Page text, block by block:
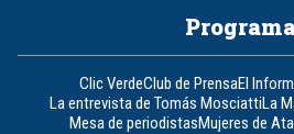
Clic VerdeClub de PrensaEl
La entrevista de Tomás MosciattiLa
Mesa de periodistasMujeres de